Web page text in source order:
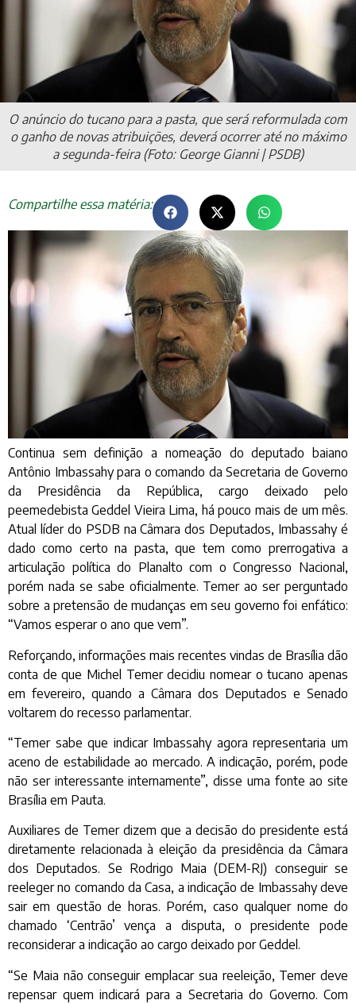
O anúncio do tucano para a pasta, que será reformulada com
o ganho de novas atribuições, deverá ocorrer até no máximo
a segunda-feira (Foto: George Gianni | PSDB)
Compartilhe essa matéria:
Continua sem definição a nomeação do deputado baiano
Antônio Imbassahy para o comando da Secretaria de Governo
da Presidência da República, cargo deixado pelo
peemedebista Geddel Vieira Lima, há pouco mais de um mês.
Atual líder do PSDB na Câmara dos Deputados, Imbassahy é
dado como certo na pasta, que tem como prerrogativa a
articulação política do Planalto com o Congresso Nacional,
porém nada se sabe oficialmente. Temer ao ser perguntado
sobre a pretensão de mudanças em seu governo foi enfático:
“Vamos esperar o ano que vem”.
Reforçando, informações mais recentes vindas de Brasília dão
conta de que Michel Temer decidiu nomear o tucano apenas
em fevereiro, quando a Câmara dos Deputados e Senado
voltarem do recesso parlamentar.
“Temer sabe que indicar Imbassahy agora representaria um
aceno de estabilidade ao mercado. A indicação, porém, pode
não ser interessante internamente”, disse uma fonte ao site
Brasília em Pauta.
Auxiliares de Temer dizem que a decisão do presidente está
diretamente relacionada à eleição da presidência da Câmara
dos Deputados. Se Rodrigo Maia (DEM-RJ) conseguir se
reeleger no comando da Casa, a indicação de Imbassahy deve
sair em questão de horas. Porém, caso qualquer nome do
chamado ‘Centrão’ vença a disputa, o presidente pode
reconsiderar a indicação ao cargo deixado por Geddel.
“Se Maia não conseguir emplacar sua reeleição, Temer deve
repensar quem indicará para a Secretaria do Governo. Com